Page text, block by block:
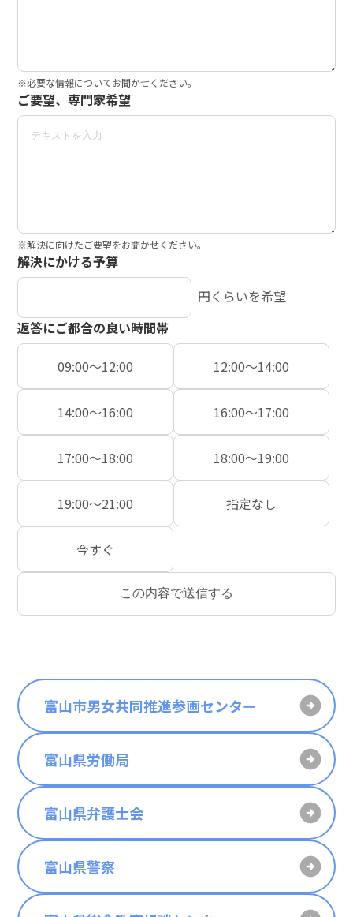
※必要な情報についてお聞かせください。
ご要望、専門家希望
※解決に向けたご要望をお聞かせください。
解決にかける予算
円くらいを希望
返答にご都合の良い時間帯
09:00〜12:00 12:00〜14:00
14:00〜16:00 16:00〜17:00
17:00〜18:00 18:00〜19:00
19:00〜21:00 指定なし
今すぐ
富山市男女共同推進参画センター
富山県労働局
富山県弁護士会
富山県警察